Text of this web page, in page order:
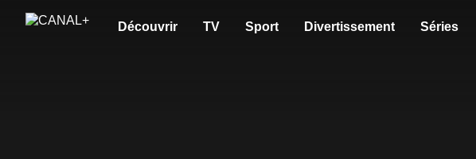
Découvrir TV Sport Divertissement Séries